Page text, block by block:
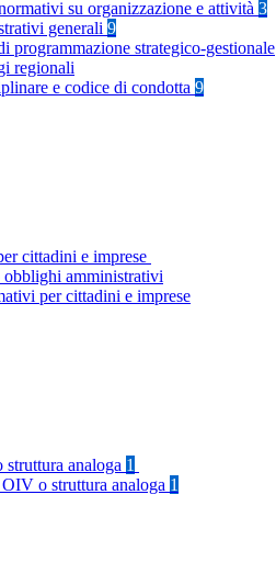
su organizzazione e attività 3
generali 9
programmazione strategico-gestionale
regionali
e codice di condotta 9
cittadini e imprese
obblighi amministrativi
per cittadini e imprese
analoga 1
o struttura analoga 1